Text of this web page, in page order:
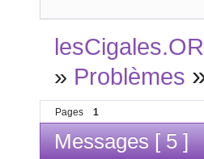
» Problèmes
Pages 1
Messages [ 5 ]